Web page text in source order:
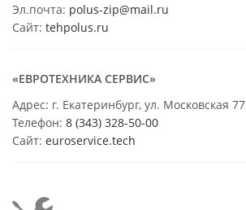
Эл.почта: polus-zip@mail.ru
Сайт: tehpolus.ru
«ЕВРОТЕХНИКА СЕРВИС»
Адрес: г. Екатеринбург, ул. Московская 77
Телефон: 8 (343) 328-50-00
Сайт: euroservice.tech